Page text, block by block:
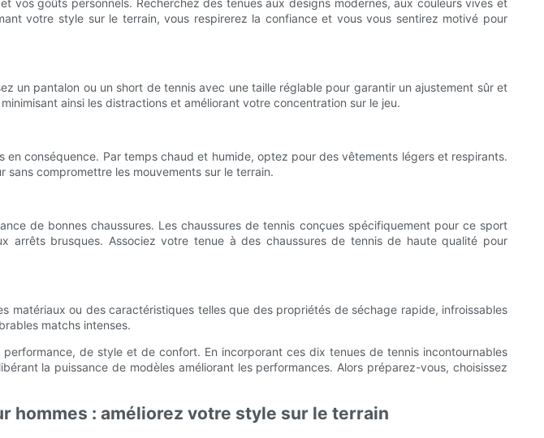
goûts personnels. Recherchez des tenues aux designs modernes, aux couleurs vives et
votre style sur le terrain, vous respirerez la confiance et vous vous sentirez motivé pour
un pantalon ou un short de tennis avec une taille réglable pour garantir un ajustement sûr et
ainsi les distractions et améliorant votre concentration sur le jeu.
conséquence. Par temps chaud et humide, optez pour des vêtements légers et respirants.
compromettre les mouvements sur le terrain.
de bonnes chaussures. Les chaussures de tennis conçues spécifiquement pour ce sport
brusques. Associez votre tenue à des chaussures de tennis de haute qualité pour
matériaux ou des caractéristiques telles que des propriétés de séchage rapide, infroissables
matchs intenses.
de style et de confort. En incorporant ces dix tenues de tennis incontournables
la puissance de modèles améliorant les performances. Alors préparez-vous, choisissez
hommes : améliorez votre style sur le terrain